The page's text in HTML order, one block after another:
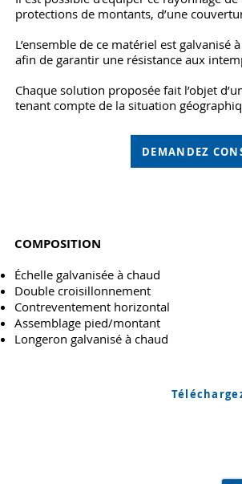
protections de montants, d’une
L’ensemble de ce matériel est galvanisé
afin de garantir une résistance aux
Chaque solution proposée fait l’objet
tenant compte de la situation
COMPOSITION
Échelle galvanisée à chaud
Double croisillonnement
Contreventement horizontal
Assemblage pied/montant
Longeron galvanisé à chaud
DEMANDEZ